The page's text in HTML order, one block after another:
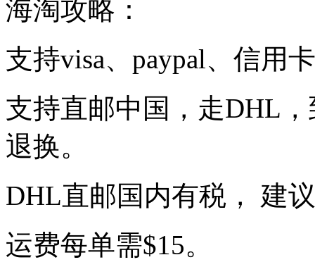
海淘攻略：
支持visa、paypal、信用
支持直邮中国，走DHL
退换。
DHL直邮国内有税， 建
运费每单需$15。